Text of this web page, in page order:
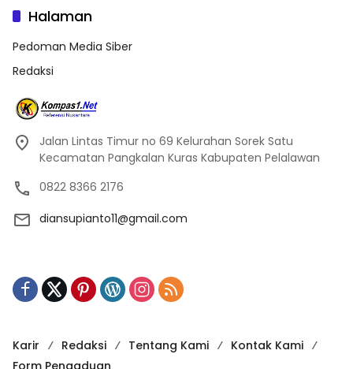
Halaman
Pedoman Media Siber
Redaksi
Jalan Lintas Timur no 69 Kelurahan Sorek Satu
Kecamatan Pangkalan Kuras Kabupaten Pelalawan
0822 8366 2176
diansupianto11@gmail.com
Karir Redaksi Tentang Kami
Kontak Kami